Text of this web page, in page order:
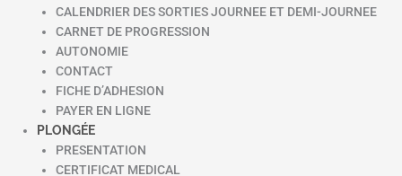
CALENDRIER DES SORTIES JOURNEE ET DEMI-JOURNEE
CARNET DE PROGRESSION
AUTONOMIE
CONTACT
FICHE D’ADHESION
PAYER EN LIGNE
PLONGÉE
PRESENTATION
CERTIFICAT MEDICAL